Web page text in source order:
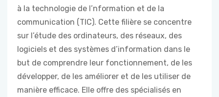
à la technologie de l’nformation et de la
communication (TIC). Cette filière se concentre
sur l’étude des ordinateurs, des réseaux, des
logiciels et des systèmes d’information dans le
but de comprendre leur fonctionnement, de les
développer, de les améliorer et de les utiliser de
manière efficace. Elle offre des spécialisés en